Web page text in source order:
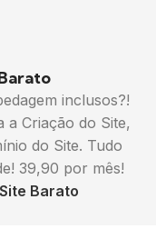
inclusos?!
a Criação do Site,
do Site. Tudo
39,90 por mês!
Barato